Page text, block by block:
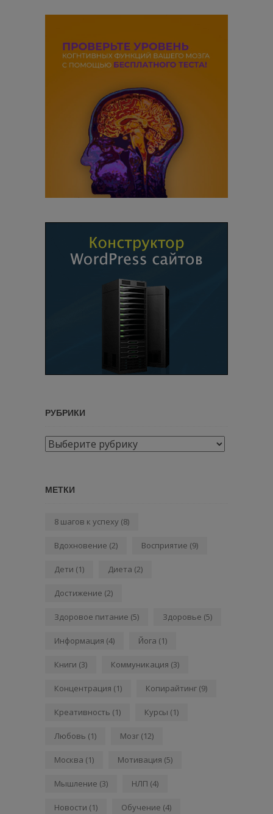
РУБРИКИ
Рубрики
МЕТКИ
8 шагов к успеху (8)
Вдохновение (2) Восприятие (9)
Дети (1) Диета (2)
Достижение (2)
Здоровое питание (5) Здоровье (5)
Информация (4) Йога (1)
Книги (3) Коммуникация (3)
Концентрация (1) Копирайтинг (9)
Креативность (1) Курсы (1)
Любовь (1) Мозг (12)
Москва (1) Мотивация (5)
Мышление (3) НЛП (4)
Новости (1) Обучение (4)